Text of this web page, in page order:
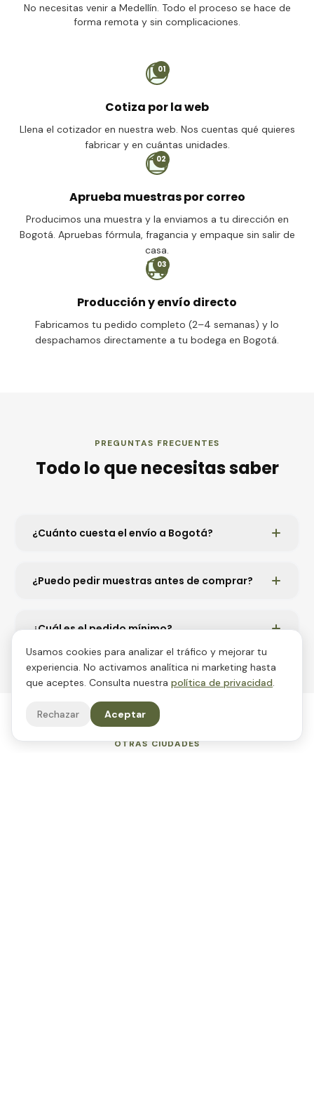
No necesitas venir a Medellín. Todo el proceso se hace de
forma remota y sin complicaciones.
01
Cotiza por la web
Llena el cotizador en nuestra web. Nos cuentas qué quieres
fabricar y en cuántas unidades.
02
Aprueba muestras por correo
Producimos una muestra y la enviamos a tu dirección en
Bogotá. Apruebas fórmula, fragancia y empaque sin salir de
casa.
03
Producción y envío directo
Fabricamos tu pedido completo (2–4 semanas) y lo
despachamos directamente a tu bodega en Bogotá.
PREGUNTAS FRECUENTES
Todo lo que necesitas saber
¿Cuánto cuesta el envío a Bogotá?
¿Puedo pedir muestras antes de comprar?
¿Cuál es el pedido mínimo?
OTRAS CIUDADES
Usamos cookies para analizar el tráfico y mejorar tu
experiencia. No activamos analítica ni marketing hasta
que aceptes. Consulta nuestra política de privacidad.
Rechazar Aceptar